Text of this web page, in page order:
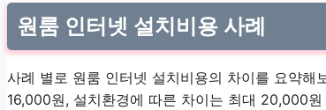
원룸 인터넷 설치비용 사례
사례 별로 원룸 인터넷 설치비용의 차이를 요약해
16,000원, 설치환경에 따른 차이는 최대 20,000원